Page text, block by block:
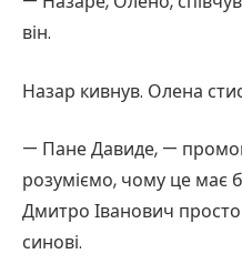
він.
Назар кивнув. Олена
— Пане Давиде, —
розуміємо, чому це має
Дмитро Іванович
синові.